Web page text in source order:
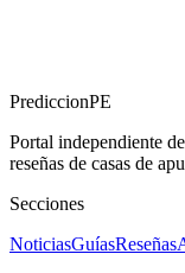
PrediccionPE
Portal independiente
reseñas de casas de
Secciones
NoticiasGuíasReseñas